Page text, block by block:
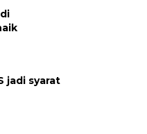
jadi syarat